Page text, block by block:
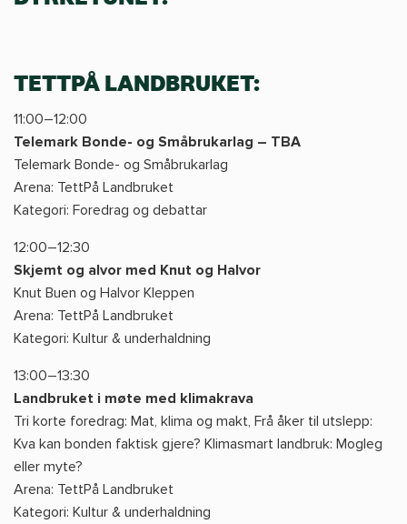
TETTPÅ LANDBRUKET:
11:00–12:00
Telemark Bonde- og Småbrukarlag – TBA
Telemark Bonde- og Småbrukarlag
Arena: TettPå Landbruket
Kategori: Foredrag og debattar
12:00–12:30
Skjemt og alvor med Knut og Halvor
Knut Buen og Halvor Kleppen
Arena: TettPå Landbruket
Kategori: Kultur & underhaldning
13:00–13:30
Landbruket i møte med klimakrava
Tri korte foredrag: Mat, klima og makt, Frå åker til utslepp:
Kva kan bonden faktisk gjere? Klimasmart landbruk: Mogleg
eller myte?
Arena: TettPå Landbruket
Kategori: Kultur & underhaldning